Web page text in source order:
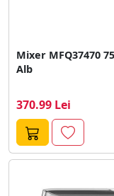
Mixer MFQ37470 750W
Alb
370.99 Lei